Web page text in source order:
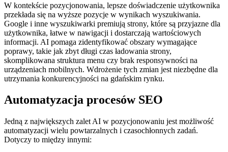
W kontekście pozycjonowania, lepsze doświadczenie użytkownika
przekłada się na wyższe pozycje w wynikach wyszukiwania.
Google i inne wyszukiwarki premiują strony, które są przyjazne dla
użytkownika, łatwe w nawigacji i dostarczają wartościowych
informacji. AI pomaga zidentyfikować obszary wymagające
poprawy, takie jak zbyt długi czas ładowania strony,
skomplikowana struktura menu czy brak responsywności na
urządzeniach mobilnych. Wdrożenie tych zmian jest niezbędne dla
utrzymania konkurencyjności na gdańskim rynku.
Automatyzacja procesów SEO
Jedną z największych zalet AI w pozycjonowaniu jest możliwość
automatyzacji wielu powtarzalnych i czasochłonnych zadań.
Dotyczy to między innymi: